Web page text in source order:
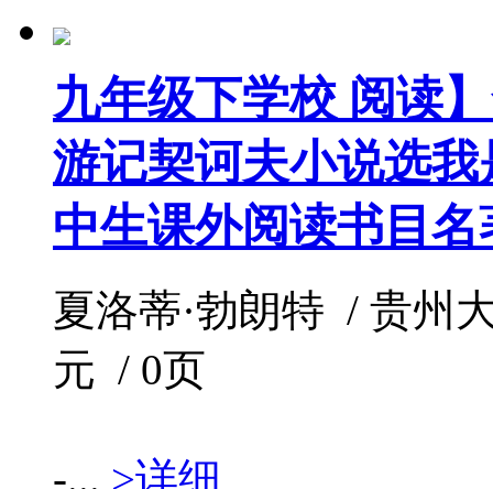
九年级下学校 阅读
游记契诃夫小说选
中生课外阅读书目名
夏洛蒂·勃朗特 / 贵州
元 / 0页
-... >详细